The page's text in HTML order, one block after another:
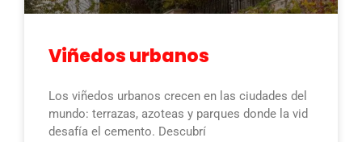
Viñedos urbanos
Los viñedos urbanos crecen en las ciudades del
mundo: terrazas, azoteas y parques donde la vid
desafía el cemento. Descubrí